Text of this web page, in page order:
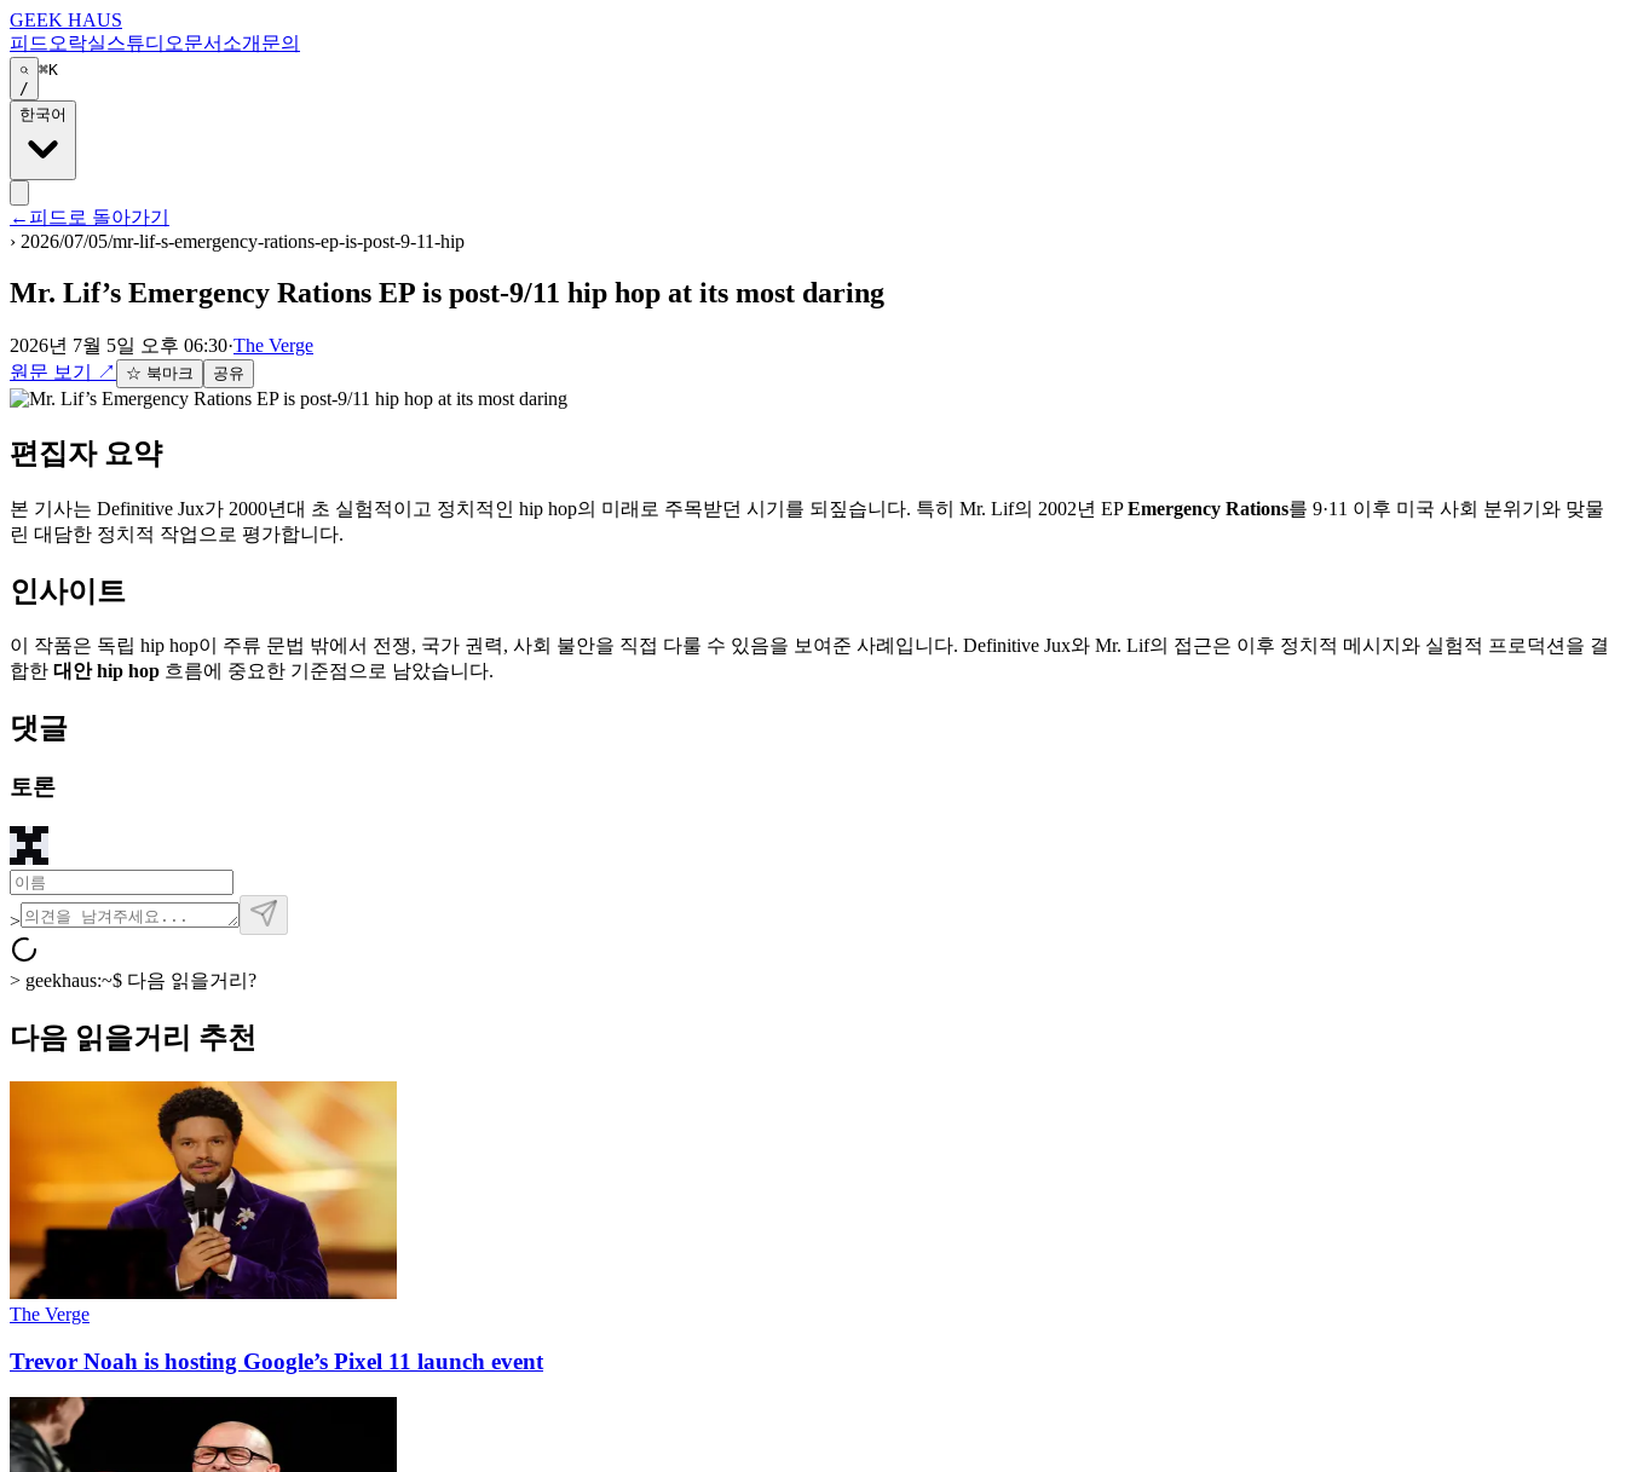
GEEK HAUS
피드 오락실스튜디오문서 소개 문의
/
⌘K
한국어
← 피드로 돌아가기
› 2026/07/05/mr-lif-s-emergency-rations-ep-is-post-9-11-hip
Mr. Lif’s Emergency Rations EP is post-9/11 hip hop at its most daring
2026년 7월 5일 오후 06:30·The Verge
원문 보기
↗ ☆ 북마크 공유
편집자 요약
본 기사는 Definitive Jux가 2000년대 초 실험적이고 정치적인 hip hop의 미래로 주목받던 시기를 되짚습니다. 특히 Mr. Lif의 2002년 EPEmergency Rations를 9·11 이후 미국 사회 분위기와 맞물
린 대담한 정치적 작업으로 평가합니다.
인사이트
이 작품은 독립 hip hop이 주류 문법 밖에서 전쟁, 국가 권력, 사회 불안을 직접 다룰 수 있음을 보여준 사례입니다. Definitive Jux와 Mr. Lif의 접근은 이후 정치적 메시지와 실험적 프로덕션을 결
합한 대안 hip hop 흐름에 중요한 기준점으로 남았습니다.
댓글
토론
>
> geekhaus:~$ 다음 읽을거리?
다음 읽을거리 추천
The Verge
Trevor Noah is hosting Google’s Pixel 11 launch event